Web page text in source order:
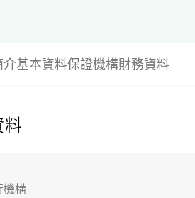
介基本資料保證機構財務資料
料
機構